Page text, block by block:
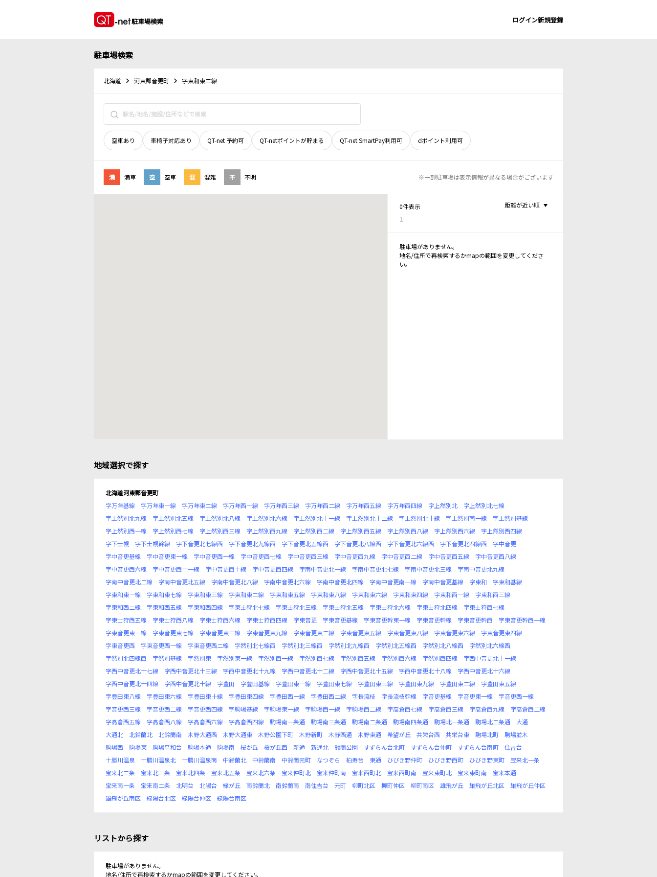
駐車場検索 ログイン新規登録
駐車場検索
北海道 河東郡音更町 字東和東二線
空車あり 車椅子対応あり QT-net 予約可 QT-netポイントが貯まる QT-net SmartPay利用可 dポイント利用可
満 満車 空 空車 混 混雑 不 不明 ※一部駐車場は表示情報が異なる場合がございます
0件表示
1
距離が近い順
駐車場がありません。
地名/住所で再検索するかmapの範囲を変更してくださ
い。
地域選択で探す
北海道河東郡音更町
字万年基線
字万年東一線 字万年東二線 字万年西一線 字万年西三線 字万年西二線 字万年西五線 字万年西四線 字上然別北
字上然別北七線
字上然別北九線
字上然別北五線 字上然別北八線 字上然別北六線 字上然別北十一線 字上然別北十二線 字上然別北十線 字上然別南一線
字上然別基線
字上然別西一線
字上然別西七線 字上然別西三線 字上然別西九線 字上然別西二線 字上然別西五線 字上然別西八線 字上然別西六線
字上然別西四線
字下士幌
字下士幌幹線 字下音更北七線西 字下音更北九線西 字下音更北五線西 字下音更北八線西 字下音更北六線西 字下音更北四線西
字中音更
字中音更基線
字中音更東一線 字中音更西一線 字中音更西七線 字中音更西三線 字中音更西九線 字中音更西二線 字中音更西五線
字中音更西八線
字中音更西六線
字中音更西十一線 字中音更西十線 字中音更西四線 字南中音更北一線 字南中音更北七線 字南中音更北三線
字南中音更北九線
字南中音更北二線
字南中音更北五線 字南中音更北八線 字南中音更北六線 字南中音更北四線 字南中音更南一線 字南中音更基線 字東和
字東和基線
字東和東一線
字東和東七線 字東和東三線 字東和東二線 字東和東五線 字東和東八線 字東和東六線 字東和東四線 字東和西一線
字東和西三線
字東和西二線
字東和西五線 字東和西四線 字東士狩北七線 字東士狩北三線 字東士狩北五線 字東士狩北六線 字東士狩北四線
字東士狩西七線
字東士狩西五線
字東士狩西八線 字東士狩西六線 字東士狩西四線 字東音更 字東音更基線 字東音更幹東一線 字東音更幹線 字東音更幹西
字東音更幹西一線
字東音更東一線
字東音更東七線 字東音更東三線 字東音更東九線 字東音更東二線 字東音更東五線 字東音更東八線 字東音更東六線
字東音更東四線
字東音更西
字東音更西一線 字東音更西二線 字然別北七線西 字然別北三線西 字然別北九線西 字然別北五線西 字然別北八線西
字然別北六線西
字然別北四線西
字然別基線 字然別東 字然別東一線 字然別西一線 字然別西七線 字然別西五線 字然別西六線 字然別西四線
字西中音更北十一線
字西中音更北十七線
字西中音更北十三線 字西中音更北十九線 字西中音更北十二線 字西中音更北十五線 字西中音更北十八線
字西中音更北十六線
字西中音更北十四線
字西中音更北十線 字豊田 字豊田基線 字豊田東一線 字豊田東七線 字豊田東三線 字豊田東九線 字豊田東二線
字豊田東五線
字豊田東八線
字豊田東六線 字豊田東十線 字豊田東四線 字豊田西一線 字豊田西二線 字長流枝 字長流枝幹線 字音更基線 字音更東一線
字音更西一線
字音更西三線
字音更西二線 字音更西四線 字駒場基線 字駒場東一線 字駒場西一線 字駒場西二線 字高倉西七線 字高倉西三線 字高倉西九線
字高倉西二線
字高倉西五線
字高倉西八線 字高倉西六線 字高倉西四線 駒場南一条通 駒場南三条通 駒場南二条通 駒場南四条通 駒場北一条通 駒場北二条通
大通
大通北
北鈴蘭北 北鈴蘭南 木野大通西 木野大通東 木野公園下町 木野新町 木野西通 木野東通 希望が丘 共栄台西 共栄台東 駒場北町
駒場並木
駒場西
駒場東 駒場平和台 駒場本通 駒場南 桜が丘 桜が丘西 新通 新通北 鈴蘭公園 すずらん台北町 すずらん台仲町 すずらん台南町
住吉台
十勝川温泉
十勝川温泉北 十勝川温泉南 中鈴蘭北 中鈴蘭南 中鈴蘭元町 なつぞら 柏寿台 東通 ひびき野仲町 ひびき野西町 ひびき野東町
宝来北一条
宝来北二条
宝来北三条 宝来北四条 宝来北五条 宝来北六条 宝来仲町北 宝来仲町南 宝来西町北 宝来西町南 宝来東町北 宝来東町南
宝来本通
宝来南一条
宝来南二条 北明台 北陽台 緑が丘 南鈴蘭北 南鈴蘭南 南住吉台 元町 柳町北区 柳町仲区 柳町南区 雄飛が丘 雄飛が丘北区
雄飛が丘仲区
雄飛が丘南区
緑陽台北区 緑陽台仲区 緑陽台南区
リストから探す
駐車場がありません。
地名/住所で再検索するかmapの範囲を変更してください。